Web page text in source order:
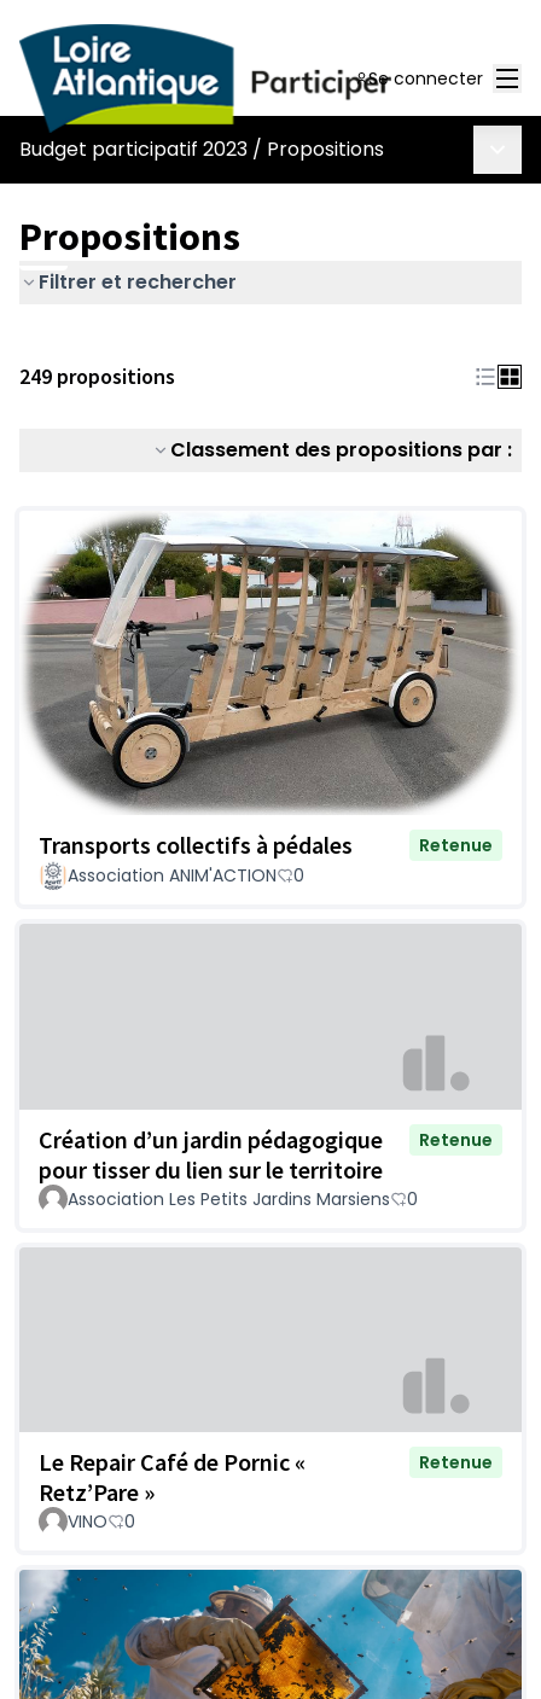
Se connecter
Budget participatif 2023 / Propositions
Propositions
Filtrer et rechercher
249 propositions
Classement des propositions par :
Transports collectifs à pédales
Retenue
Association ANIM'ACTION
0
Création d’un jardin pédagogique
pour tisser du lien sur le territoire
Retenue
Association Les Petits Jardins Marsiens 0
Le Repair Café de Pornic «
Retz’Pare »
Retenue
VINO 0